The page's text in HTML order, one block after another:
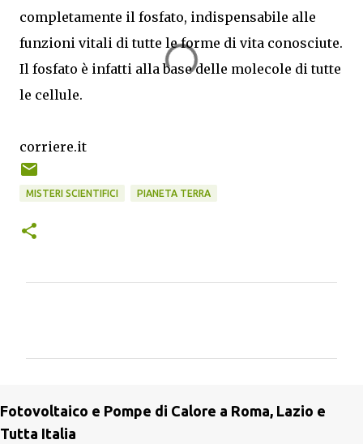
completamente il fosfato, indispensabile alle
funzioni vitali di tutte le forme di vita conosciute.
Il fosfato è infatti alla base delle molecole di tutte
le cellule.
corriere.it
MISTERI SCIENTIFICI PIANETA TERRA
n
Fotovoltaico e Pompe di Calore a Roma, Lazio e
Tutta Italia